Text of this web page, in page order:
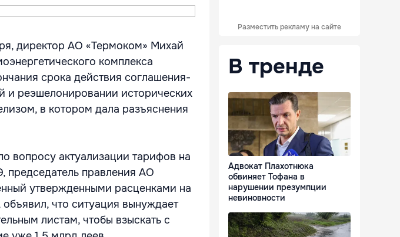
директор АО «Термоком» Михай
комплекса
срока действия соглашения-
и реэшелонировании исторических
в котором дала разъяснения
вопросу актуализации тарифов на
председатель правления АО
утвержденными расценками на
что ситуация вынуждает
листам, чтобы взыскать с
Разместить рекламу на сайте
В тренде
Адвокат Плахотнюка
обвиняет Тофана в
нарушении презумпции
невиновности